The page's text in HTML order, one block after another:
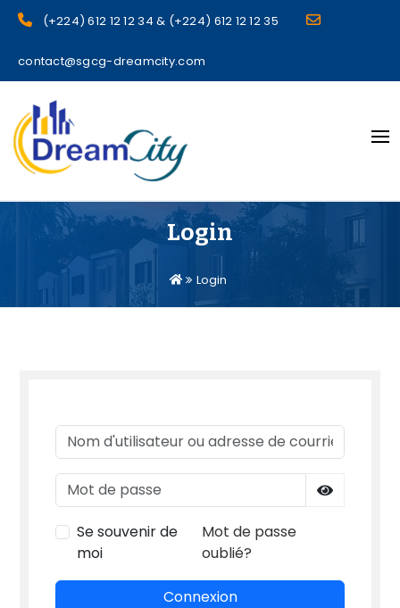
(+224) 612 12 12 34 & (+224) 612 12 12 35
contact@sgcg-dreamcity.com
sgcg dreamcity
Login
Login
Nom d'utilisateur ou adresse de courriel
Mot de passe
Se souvenir de
moi
Mot de passe
oublié?
Connexion